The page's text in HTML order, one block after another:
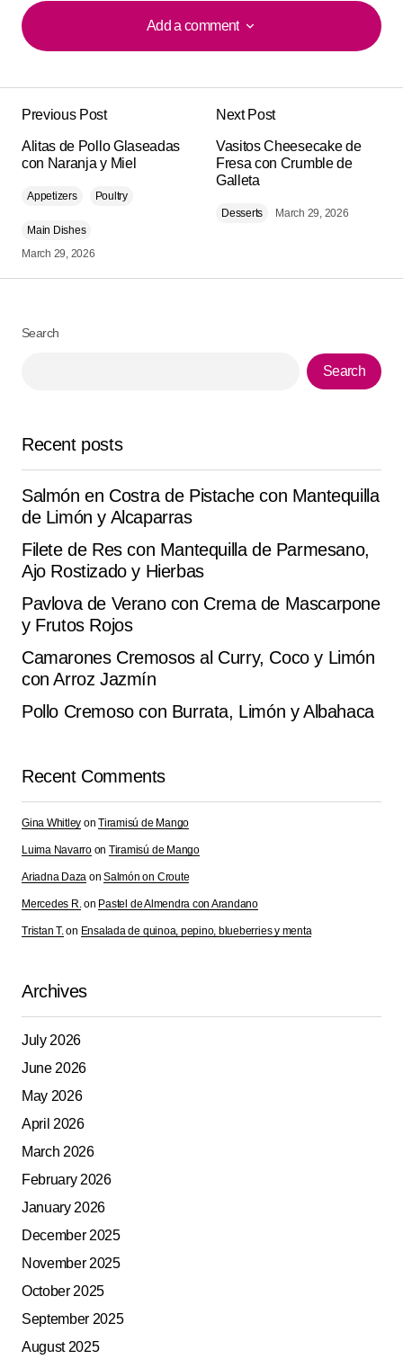
Add a comment
Add a comment
Required fields are marked*
Comment*
Previous Post
Alitas de Pollo Glaseadas
con Naranja y Miel
Appetizers Poultry
Main Dishes
March 29, 2026
Next Post
Vasitos Cheesecake de
Fresa con Crumble de
Galleta
Desserts March 29, 2026
Search
Search
Recent posts
Salmón en Costra de Pistache con Mantequilla
de Limón y Alcaparras
Filete de Res con Mantequilla de Parmesano,
Ajo Rostizado y Hierbas
Pavlova de Verano con Crema de Mascarpone
y Frutos Rojos
Camarones Cremosos al Curry, Coco y Limón
con Arroz Jazmín
Pollo Cremoso con Burrata, Limón y Albahaca
Recent Comments
Gina Whitley onTiramisú de Mango
Luima Navarroon Tiramisú de Mango
Ariadna Daza onSalmón on Croute
Mercedes R.on Pastel de Almendra con Arandano
Tristan T.on Ensalada de quinoa, pepino, blueberries y menta
Archives
July 2026
June 2026
May 2026
April 2026
March 2026
February 2026
January 2026
December 2025
November 2025
October 2025
September 2025
August 2025